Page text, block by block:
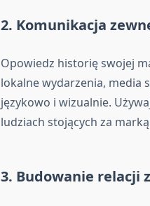
2. Komunikacja
Opowiedz historię swojej
lokalne wydarzenia, media
językowo i wizualnie.
ludziach stojących za
3. Budowanie relacji